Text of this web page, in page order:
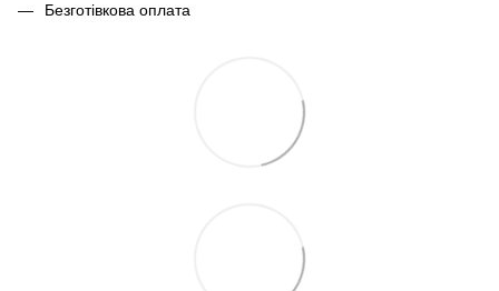
Безготівкова оплата